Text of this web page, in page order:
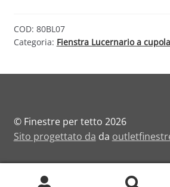
COD: 80BL07
Categoria: Fienstra Lucernario a
© Finestre per tetto 2026
Sito progettato da da